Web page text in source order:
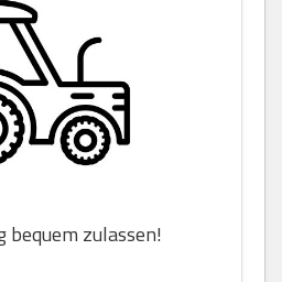
bequem zulassen!